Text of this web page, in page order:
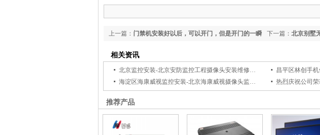
下一篇： 北京别墅
上一篇： 门禁机安装好以后，可以开门，但是开门的一瞬
相关资讯
北京监控安装-北京安防监控工程摄像头安装维修公司首推北方远思
海淀区海康威视监控安装-北京海康威视摄像头监控工程安装维修公司
热烈庆祝公司
推荐产品